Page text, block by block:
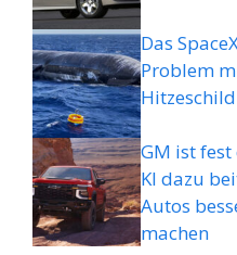
Das
Problem
Hitzeschild
GM ist
KI dazu
Autos
machen